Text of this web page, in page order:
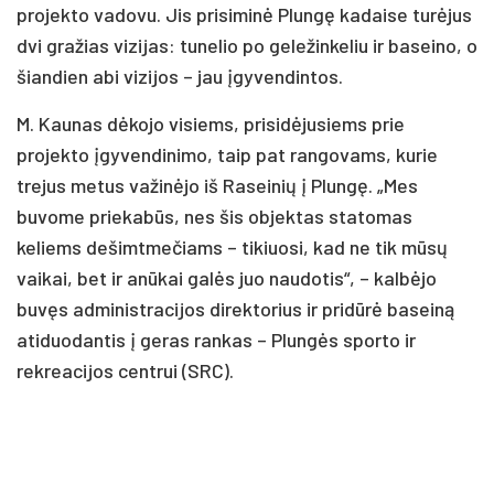
projekto vadovu. Jis prisiminė Plungę kadaise turėjus
dvi gražias vizijas: tunelio po geležinkeliu ir baseino, o
šiandien abi vizijos – jau įgyvendintos.
M. Kaunas dėkojo visiems, prisidėjusiems prie
projekto įgyvendinimo, taip pat rangovams, kurie
trejus metus važinėjo iš Raseinių į Plungę. „Mes
buvome priekabūs, nes šis objektas statomas
keliems dešimtmečiams – tikiuosi, kad ne tik mūsų
vaikai, bet ir anūkai galės juo naudotis“, – kalbėjo
buvęs administracijos direktorius ir pridūrė baseiną
atiduodantis į geras rankas – Plungės sporto ir
rekreacijos centrui (SRC).